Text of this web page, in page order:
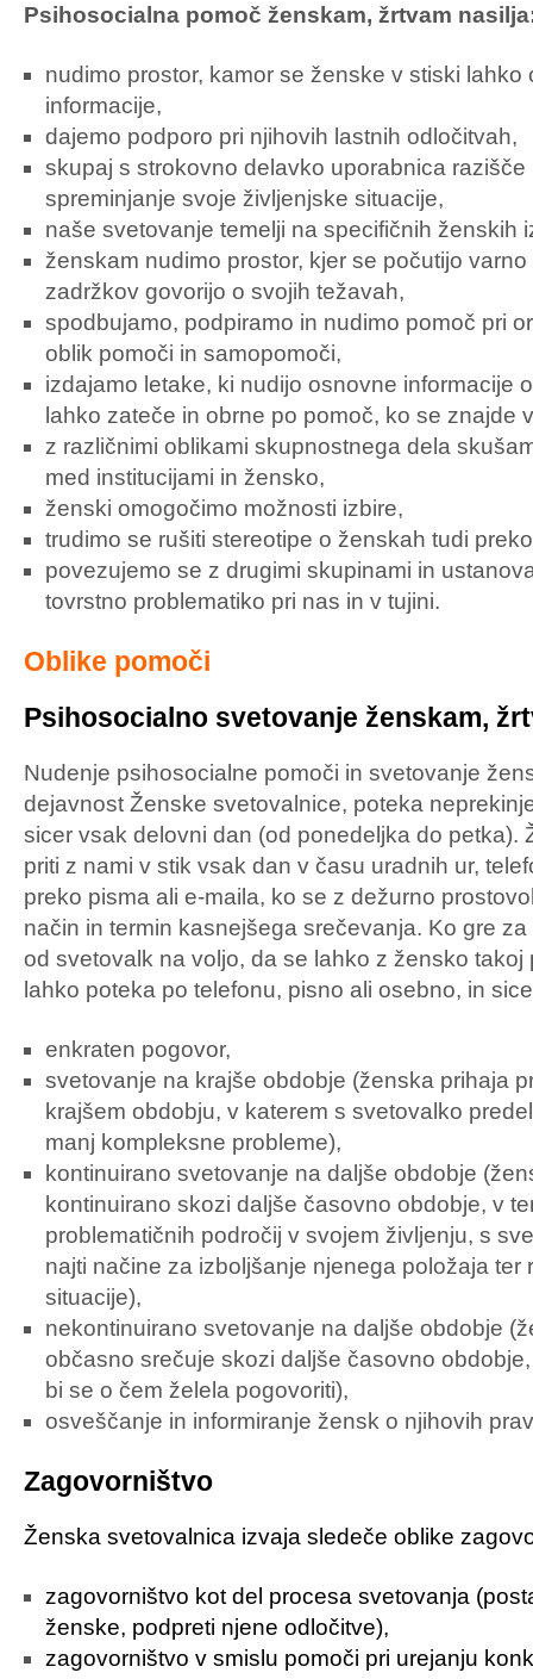
Psihosocialna pomoč ženskam, žrtvam
nudimo prostor, kamor se ženske v stiski lahko
informacije,
dajemo podporo pri njihovih lastnih odločitvah,
skupaj s strokovno delavko uporabnica razišče
spreminjanje svoje življenjske situacije,
naše svetovanje temelji na specifičnih ženskih
ženskam nudimo prostor, kjer se počutijo
zadržkov govorijo o svojih težavah,
spodbujamo, podpiramo in nudimo pomoč pri
oblik pomoči in samopomoči,
izdajamo letake, ki nudijo osnovne informacije
lahko zateče in obrne po pomoč, ko se znajde
z različnimi oblikami skupnostnega dela
med institucijami in žensko,
ženski omogočimo možnosti izbire,
trudimo se rušiti stereotipe o ženskah tudi
povezujemo se z drugimi skupinami in
tovrstno problematiko pri nas in v tujini.
Oblike pomoči
Psihosocialno svetovanje ženskam,
Nudenje psihosocialne pomoči in svetovanje
dejavnost Ženske svetovalnice, poteka
sicer vsak delovni dan (od ponedeljka do petka).
priti z nami v stik vsak dan v času uradnih ur,
preko pisma ali e-maila, ko se z dežurno
način in termin kasnejšega srečevanja. Ko gre
od svetovalk na voljo, da se lahko z žensko takoj
lahko poteka po telefonu, pisno ali osebno, in
enkraten pogovor,
svetovanje na krajše obdobje (ženska prihaja
krajšem obdobju, v katerem s svetovalko
manj kompleksne probleme),
kontinuirano svetovanje na daljše obdobje
kontinuirano skozi daljše časovno obdobje, v
problematičnih področij v svojem življenju, s
najti načine za izboljšanje njenega položaja ter
situacije),
nekontinuirano svetovanje na daljše obdobje
občasno srečuje skozi daljše časovno
bi se o čem želela pogovoriti),
osveščanje in informiranje žensk o njihovih
Zagovorništvo
Ženska svetovalnica izvaja sledeče oblike
zagovorništvo kot del procesa svetovanja
ženske, podpreti njene odločitve),
zagovorništvo v smislu pomoči pri urejanju